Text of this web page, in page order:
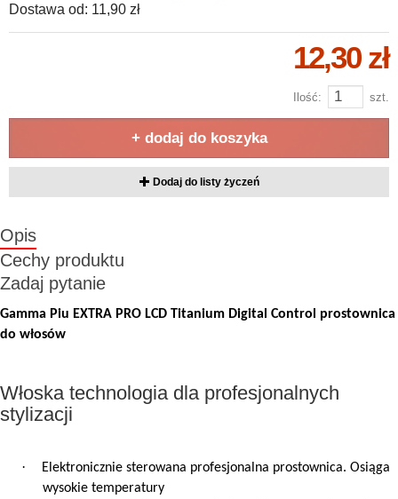
Dostawa od: 11,90 zł
12,30 zł
Ilość: szt.
+ dodaj do koszyka
Dodaj do listy życzeń
Opis
Cechy produktu
Zadaj pytanie
Gamma Piu EXTRA PRO LCD Titanium Digital Control prostownica
do włosów
Włoska technologia dla profesjonalnych
stylizacji
·
Elektronicznie sterowana profesjonalna prostownica. Osiąga
wysokie temperatury